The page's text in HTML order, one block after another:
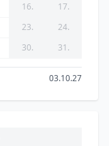
16.
17.
23.
24.
30. 31.
03.10.27